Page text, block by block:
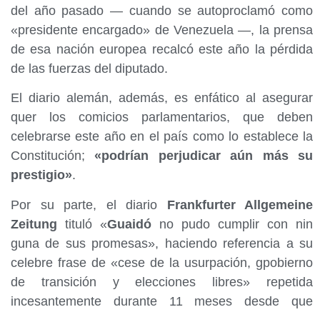
del año pasado — cuando se autoproclamó como
«presidente encargado» de Venezuela —, la prensa
de esa nación europea recalcó este año la pérdida
de las fuerzas del diputado.
El diario alemán, además, es enfático al asegurar
quer los comicios parlamentarios, que deben
celebrarse este año en el país como lo establece la
Constitución; «podrían perjudicar aún más su
prestigio».
Por su parte, el diario Frankfurter Allgemeine
Zeitung tituló «Guaidó no pudo cumplir con nin
guna de sus promesas», haciendo referencia a su
celebre frase de «cese de la usurpación, gpobierno
de transición y elecciones libres» repetida
incesantemente durante 11 meses desde que